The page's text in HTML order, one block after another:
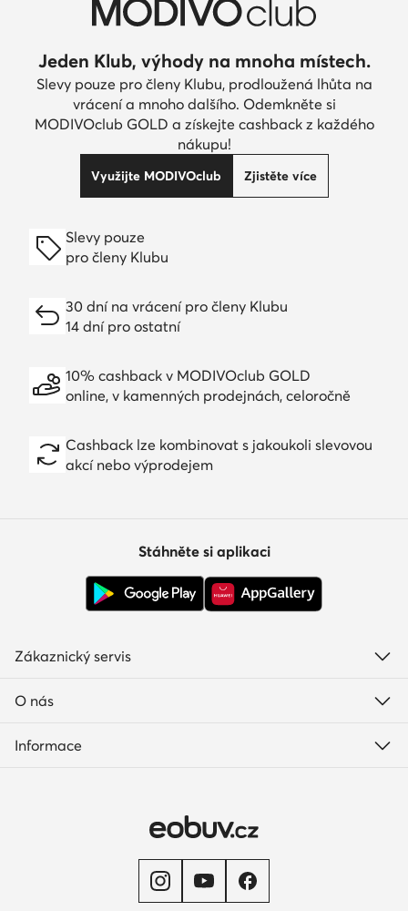
Jeden Klub, výhody na mnoha místech.
Slevy pouze pro členy Klubu, prodloužená lhůta na
vrácení a mnoho dalšího. Odemkněte si
MODIVOclub GOLD a získejte cashback z každého
nákupu!
Využijte MODIVOclub Zjistěte více
Slevy pouze
pro členy Klubu
30 dní na vrácení pro členy Klubu
14 dní pro ostatní
10% cashback v MODIVOclub GOLD
online, v kamenných prodejnách, celoročně
Cashback lze kombinovat s jakoukoli slevovou
akcí nebo výprodejem
Stáhněte si aplikaci
Zákaznický servis
O nás
Informace